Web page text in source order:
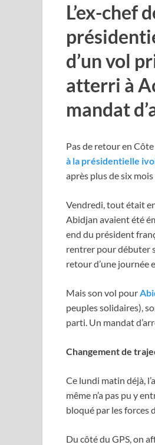
L’ex-chef
d’un vol
atterri à
mandat
Pas de retour en
à la présidentielle
après plus de six mois
Vendredi, tout était
Abidjan avaient été
end du président
rentrer pour débuter
retour d’une journée
Mais son vol pour
peuples solidaires),
parti. Un mandat
Changement de
Ce lundi matin déjà,
même n’a pas pu y
bloqué par les forces
Du côté du GPS, on